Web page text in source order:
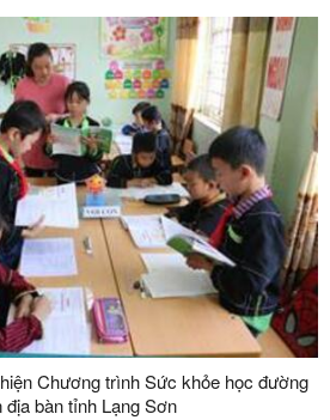
Chương trình Sức khỏe học đường
địa bàn tỉnh Lạng Sơn